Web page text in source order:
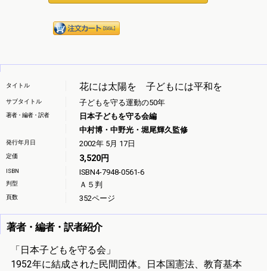
花には太陽を 子どもには平和を
タイトル
サブタイトル 子どもを守る運動の50年
著者・編者・訳者
日本子どもを守る会編
中村博・中野光・堀尾輝久監修
発行年月日 2002年 5月 17日
定価 3,520円
ISBN ISBN4-7948-0561-6
判型 Ａ５判
頁数 352ページ
著者・編者・訳者紹介
「日本子どもを守る会」
1952年に結成された民間団体。日本国憲法、教育基本